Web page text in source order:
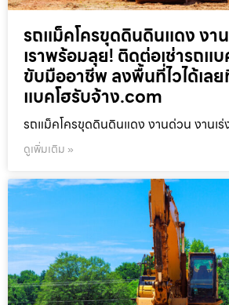
รถแม็คโครขุดดินดินแดง งา
เราพร้อมลุย! ติดต่อเช่ารถแ
ขับมืออาชีพ ลงพื้นที่ไวได้เล
แบคโฮรับจ้าง.com
รถแม็คโครขุดดินดินแดง งานด่วน งานเร่
ดูเพิ่มเติม »